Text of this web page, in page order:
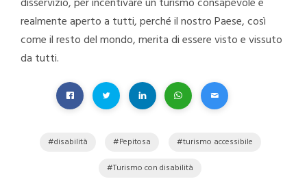
realmente aperto a tutti, perché il nostro Paese, così
come il resto del mondo, merita di essere visto e vissuto
da tutti.
disabilità Pepitosa
turismo accessibile
Turismo con disabilità